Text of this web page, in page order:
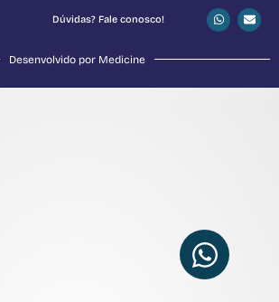
Dúvidas? Fale conosco!
Desenvolvido por Medicine